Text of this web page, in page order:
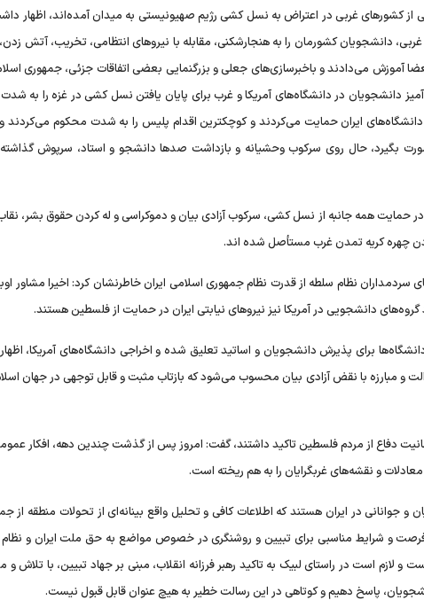
از کشور‌های غربی در اعتراض به نسل کشی رژیم صهیونیستی به میدان آمده‌اند، اظهار
غربی، دانشجویان کشورمان را به هنجارشکنی، مقابله با نیرو‌های انتظامی، تخریب، آتش
آموزش می‌دادند و باخبرسازی‌های جعلی و بزرگنمایی بعضی اتفاقات جزئی، جمهوری
دانشجویان در دانشگاه‌های آمریکا و غرب برای پایان یافتن نسل کشی در غزه را به
ایران حمایت می‌کردند و کوچکترین اقدام پلیس را به شدت محکوم می‌کردند
صورت بگیرد، حال روی سرکوب وحشیانه و بازداشت صد‌ها دانشجو و استاد، سرپوش
حمایت همه جانبه از نسل کشی، سرکوب آزادی بیان و دموکراسی و له کردن حقوق بشر،
چهره کریه تمدن غرب مستأصل شده اند.
سردمداران نظام سلطه از قدرت نظام جمهوری اسلامی ایران خاطرنشان کرد: اخیرا مشاور
گروه‌های دانشجویی در آمریکا نیز نیرو‌های نیابتی ایران در حمایت از فلسطین هستند.
برای پذیرش دانشجویان و اساتید تعلیق شده و اخراجی دانشگاه‌های آمریکا،
و مبارزه با نقض آزادی بیان محسوب می‌شود که بازتاب مثبت و قابل توجهی در جهان
دفاع از مردم فلسطین تاکید داشتند، گفت: امروز پس از گذشت چندین دهه، افکار
و نقشه‌های غربگرایان را به هم ریخته است.
و جوانانی در ایران هستند که اطلاعات کافی و تحلیل واقع بینانه‌ای از تحولات منطقه از
و شرایط مناسبی برای تبیین و روشنگری در خصوص مواضع به حق ملت ایران و
لازم است در راستای لبیک به تاکید رهبر فرزانه انقلاب، مبنی بر جهاد تبیین، با تلاش
پاسخ دهیم و کوتاهی در این رسالت خطیر به هیچ عنوان قابل قبول نیست.